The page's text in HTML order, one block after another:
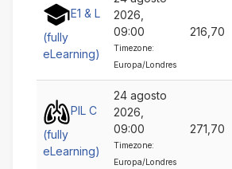
E1 & L
(fully
eLearning)
2026,
09:00
Timezone:
Europa/Londres
216,70
PIL C
(fully
eLearning)
24 agosto
2026,
09:00
Timezone:
Europa/Londres
271,70